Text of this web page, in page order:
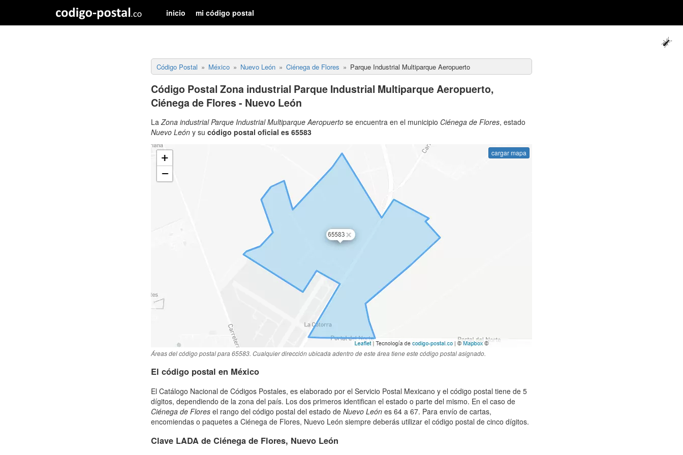
inicio mi código postal
Código Postal México Nuevo León Ciénega de Flores Parque Industrial Multiparque Aeropuerto
Código Postal Zona industrial Parque Industrial Multiparque Aeropuerto,
Ciénega de Flores - Nuevo León
LaZona industrial Parque Industrial Multiparque Aeropuerto se encuentra en el municipio Ciénega de Flores, estado
Nuevo León y su código postal oficial es 65583
cargar mapa
Áreas del código postal para 65583. Cualquier dirección ubicada adentro de este área tiene este código postal asignado.
El código postal en México
El Catálogo Nacional de Códigos Postales, es elaborado por el Servicio Postal Mexicano y el código postal tiene de 5
dígitos, dependiendo de la zona del país. Los dos primeros identifican el estado o parte del mismo. En el caso de
Ciénega de Flores el rango del código postal del estado de Nuevo León es 64 a 67. Para envío de cartas,
encomiendas o paquetes a Ciénega de Flores, Nuevo León siempre deberás utilizar el código postal de cinco dígitos.
Clave LADA de Ciénega de Flores, Nuevo León